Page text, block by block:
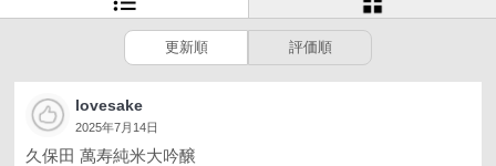
更新順 評価順
lovesake
2025年7月14日
久保田 萬寿純米大吟醸